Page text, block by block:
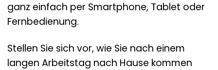
ganz einfach per Smartphone, Tablet oder
Fernbedienung.
Stellen Sie sich vor, wie Sie nach einem
langen Arbeitstag nach Hause kommen